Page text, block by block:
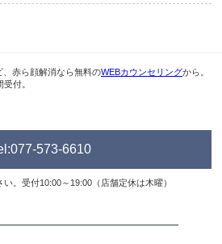
、赤ら顔解消なら無料のWEBカウンセリングから。
付。
573-6610
。受付10:00～19:00（店舗定休は木曜）